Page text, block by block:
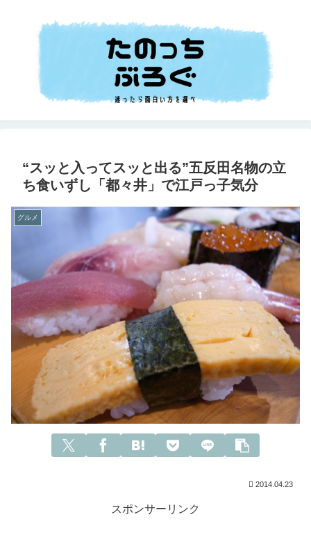
“スッと入ってスッと出る”五反田名物の立
ち食いずし「都々井」で江戸っ子気分
グルメ
2014.04.23
スポンサーリンク